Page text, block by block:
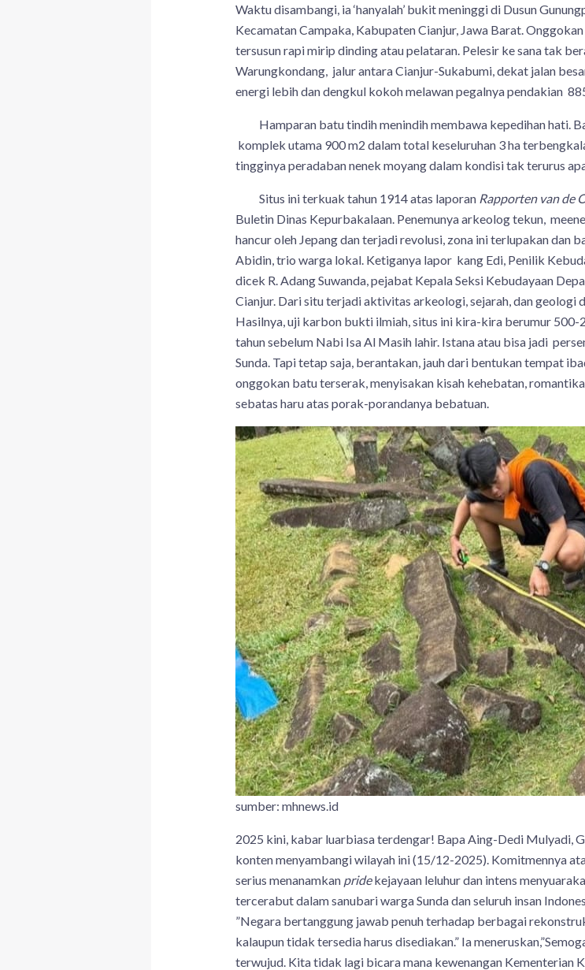
Waktu disambangi, ia ‘hanyalah’ bukit meninggi di Dusun
Kecamatan Campaka, Kabupaten Cianjur, Jawa Barat.
tersusun rapi mirip dinding atau pelataran. Pelesir ke sana tak
Warungkondang, jalur antara Cianjur-Sukabumi, dekat jalan
energi lebih dan dengkul kokoh melawan pegalnya pendakian
Hamparan batu tindih menindih membawa kepedihan hati.
komplek utama 900 m2 dalam total keseluruhan 3 ha
tingginya peradaban nenek moyang dalam kondisi tak terurus
Situs ini terkuak tahun 1914 atas laporanRapporten van de
Buletin Dinas Kepurbakalaan. Penemunya arkeolog tekun,
hancur oleh Jepang dan terjadi revolusi, zona ini terlupakan dan
Abidin, trio warga lokal. Ketiganya lapor kang Edi, Penilik
dicek R. Adang Suwanda, pejabat Kepala Seksi Kebudayaan
Cianjur. Dari situ terjadi aktivitas arkeologi, sejarah, dan geologi
Hasilnya, uji karbon bukti ilmiah, situs ini kira-kira berumur 500-
tahun sebelum Nabi Isa Al Masih lahir. Istana atau bisa jadi
Sunda. Tapi tetap saja, berantakan, jauh dari bentukan tempat
onggokan batu terserak, menyisakan kisah kehebatan,
sebatas haru atas porak-porandanya bebatuan.
sumber: mhnews.id
2025 kini, kabar luarbiasa terdengar! Bapa Aing-Dedi Mulyadi,
konten menyambangi wilayah ini (15/12-2025). Komitmennya
serius menanamkan pridekejayaan leluhur dan intens
tercerabut dalam sanubari warga Sunda dan seluruh insan
”Negara bertanggung jawab penuh terhadap berbagai
kalaupun tidak tersedia harus disediakan.” Ia
terwujud. Kita tidak lagi bicara mana kewenangan Kementerian